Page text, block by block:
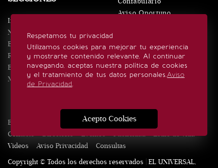
Respetamos tu privacidad
Utilizamos cookies para mejorar tu experiencia
y mostrarte contenido relevante. Al continuar
navegando, aceptas nuestra política de cookies
y el tratamiento de tus datos personales.Aviso
de Privacidad.
Acepto Cookies
Inicio
Noticias
Eventos
Realeza
Estilo de vida
Minuto x Minuto
Aviso Oportuno
SÍGUENOS
Edición Impresa Noticias Quiénes somos
Contacto
Directorio Eventos Publicidad
Estilo de vida
Videos
Aviso Privacidad
Consultas
Copyright © Todos los derechos reservados | EL UNIVERSAL,